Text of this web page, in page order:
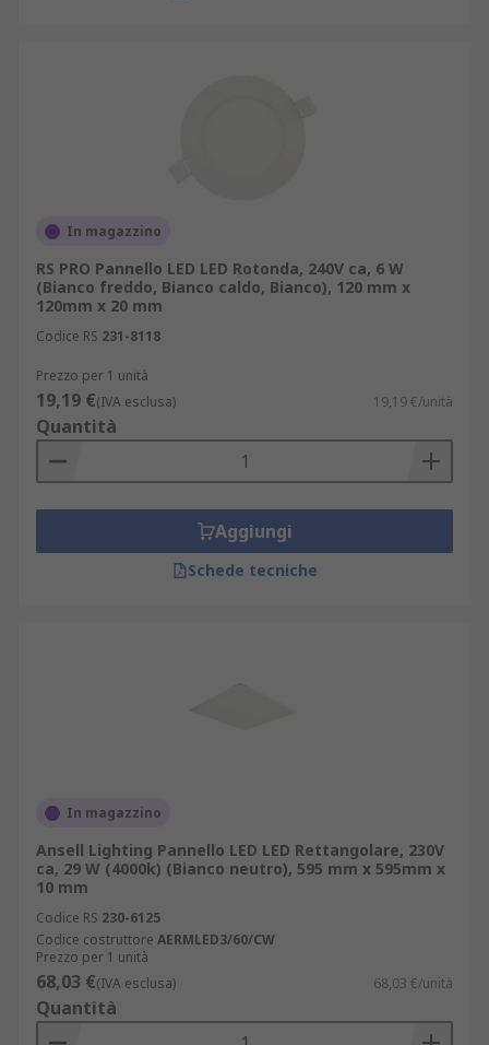
In magazzino
RS PRO Pannello LED LED Rotonda, 240V ca, 6 W
(Bianco freddo, Bianco caldo, Bianco), 120 mm x
120mm x 20 mm
Codice RS 231-8118
Prezzo per 1 unità
19,19 €(IVA esclusa) 19,19 €/unità
Quantità
Aggiungi
Schede tecniche
In magazzino
Ansell Lighting Pannello LED LED Rettangolare, 230V
ca, 29 W (4000k) (Bianco neutro), 595 mm x 595mm x
10 mm
Codice RS 230-6125
Codice costruttore AERMLED3/60/CW
Prezzo per 1 unità
68,03 €(IVA esclusa) 68,03 €/unità
Quantità